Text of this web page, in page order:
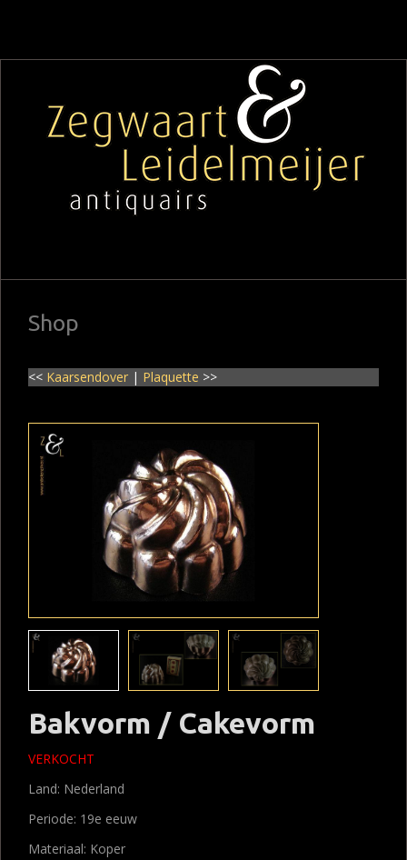
Shop
<< Kaarsendover | Plaquette >>
Bakvorm / Cakevorm
VERKOCHT
Land: Nederland
Periode: 19e eeuw
Materiaal: Koper